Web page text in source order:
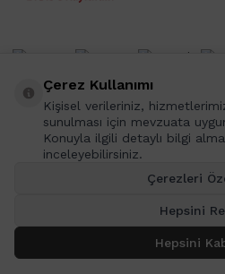
SEPETE
Çerez Kullanımı
Kişisel verileriniz,
sunulması için mevzuata
Konuyla ilgili detaylı bilgi
inceleyebilirsiniz.
Çerezleri
Hepsini
Hepsini